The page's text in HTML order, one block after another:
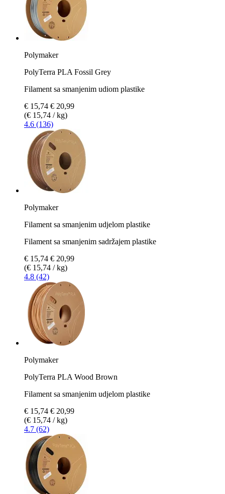
Polymaker
PolyTerra PLA Fossil Grey
Filament sa smanjenim udiom plastike
€ 15,74 € 20,99
(€ 15,74 / kg)
4.6 (136)
Polymaker
Filament sa smanjenim udjelom plastike
Filament sa smanjenim sadržajem plastike
€ 15,74 € 20,99
(€ 15,74 / kg)
4.8 (42)
Polymaker
PolyTerra PLA Wood Brown
Filament sa smanjenim udjelom plastike
€ 15,74 € 20,99
(€ 15,74 / kg)
4.7 (62)